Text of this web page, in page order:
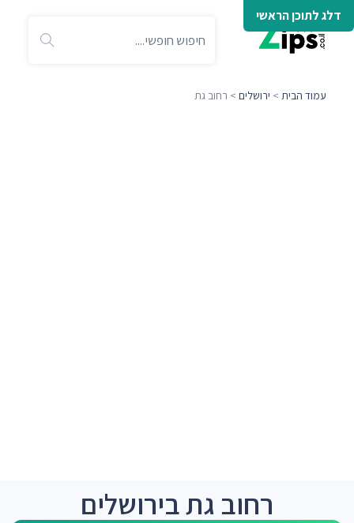
דלג לתוכן הראשי
עמוד הבית > ירושלים > רחוב גת
רחוב גת בירושלים